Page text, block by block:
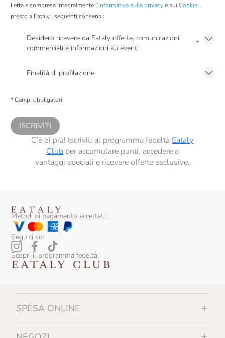
Colombaio Santa Chiara
Colonnara
Colpaola
Contadi Castaldi
Conti Di Buscareto
Contini
Cooperativa Agricola La Collina
Corbon
Corte Giara
Cos
Letta e compresa integralmente l’Informativa sulla privacye sui Cookie,
presto a Eataly i seguenti consensi:
Desidero ricevere da Eataly offerte, comunicazioni
commerciali e informazioni su eventi
*
Finalità di profilazione
comunicazioni commerciali personalizzate, in caso di consenso prestato ai
* Campi obbligatori
ISCRIVITI
C’è di più! Iscriviti al programma fedeltà Eataly
Clubper accumulare punti, accedere a
vantaggi speciali e ricevere offerte esclusive.
Metodi di pagamento accettati:
Seguici su:
Scopri il programma fedeltà:
SPESA ONLINE